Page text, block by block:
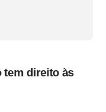
tem direito às